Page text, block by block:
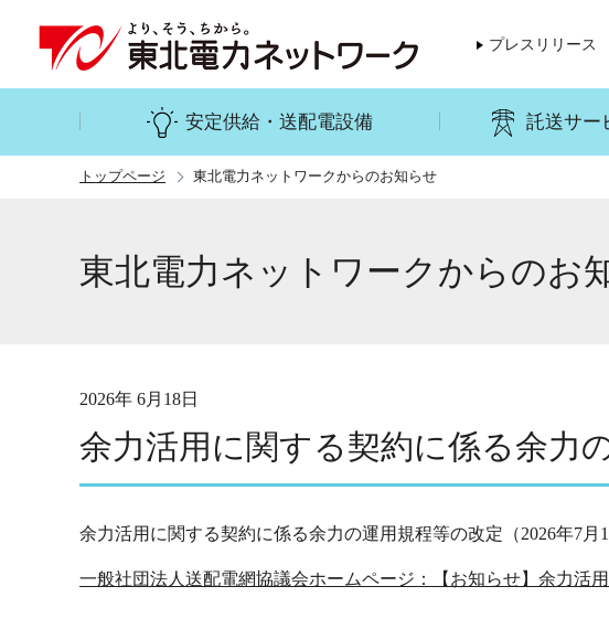
安定供給・送配電設備 託送サー
プレスリリース
トップページ 東北電力ネットワークからのお知らせ
東北電力ネットワークからのお
2026年 6月18日
余力活用に関する契約に係る余力
余力活用に関する契約に係る余力の運用規程等の改定（2026年7月
一般社団法人送配電網協議会ホームページ：【お知らせ】余力活